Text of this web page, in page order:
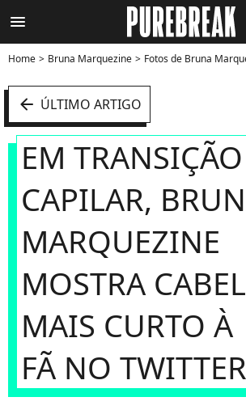
menu
Home Bruna Marquezine Fotos de Bruna
arrow_left ÚLTIMO ARTIGO
EM TRANSIÇÃO
CAPILAR,
MARQUEZINE
MOSTRA
MAIS CURTO À
FÃ NO TWITTER